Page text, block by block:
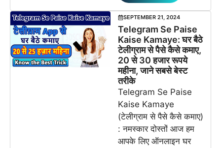
SEPTEMBER 21, 2024
Telegram Se Paise
Kaise Kamaye: घर बैठे
टेलीग्राम से पैसे कैसे कमाए,
20 से 30 हजार रूपये
महीना, जाने सबसे बेस्ट
तरीके
Telegram Se Paise
Kaise Kamaye
(टेलीग्राम से पैसे कैसे कमाए)
: नमस्कार दोस्तों आज हम
आपके लिए ऑनलाइन घर